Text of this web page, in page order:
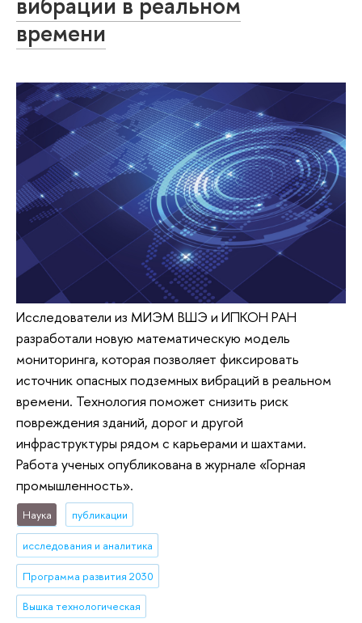
времени
Исследователи из МИЭМ ВШЭ и ИПКОН РАН
разработали новую математическую модель
мониторинга, которая позволяет фиксировать
источник опасных подземных вибраций в реальном
времени. Технология поможет снизить риск
повреждения зданий, дорог и другой
инфраструктуры рядом с карьерами и шахтами.
Работа ученых опубликована в журнале «Горная
промышленность».
Наука публикации
исследования и аналитика
Программа развития 2030
Вышка технологическая